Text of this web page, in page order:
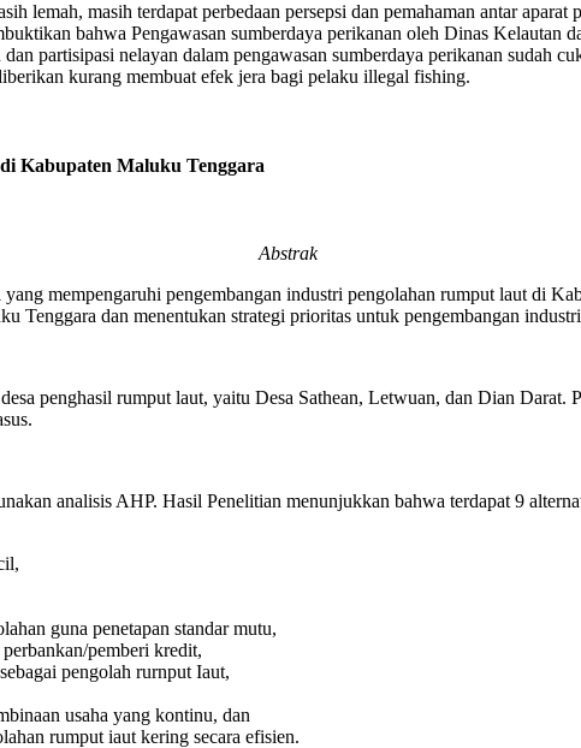
lemah, masih terdapat perbedaan persepsi dan pemahaman antar
bahwa Pengawasan sumberdaya perikanan oleh Dinas Kelautan
partisipasi nelayan dalam pengawasan sumberdaya perikanan sudah
kurang membuat efek jera bagi pelaku illegal fishing.
Kabupaten Maluku Tenggara
Abstrak
mempengaruhi pengembangan industri pengolahan rumput laut di
Tenggara dan menentukan strategi prioritas untuk pengembangan
penghasil rumput laut, yaitu Desa Sathean, Letwuan, dan Dian Darat.
analisis AHP. Hasil Penelitian menunjukkan bahwa terdapat 9
guna penetapan standar mutu,
pemberi kredit,
pengolah rurnput Iaut,
usaha yang kontinu, dan
rumput iaut kering secara efisien.